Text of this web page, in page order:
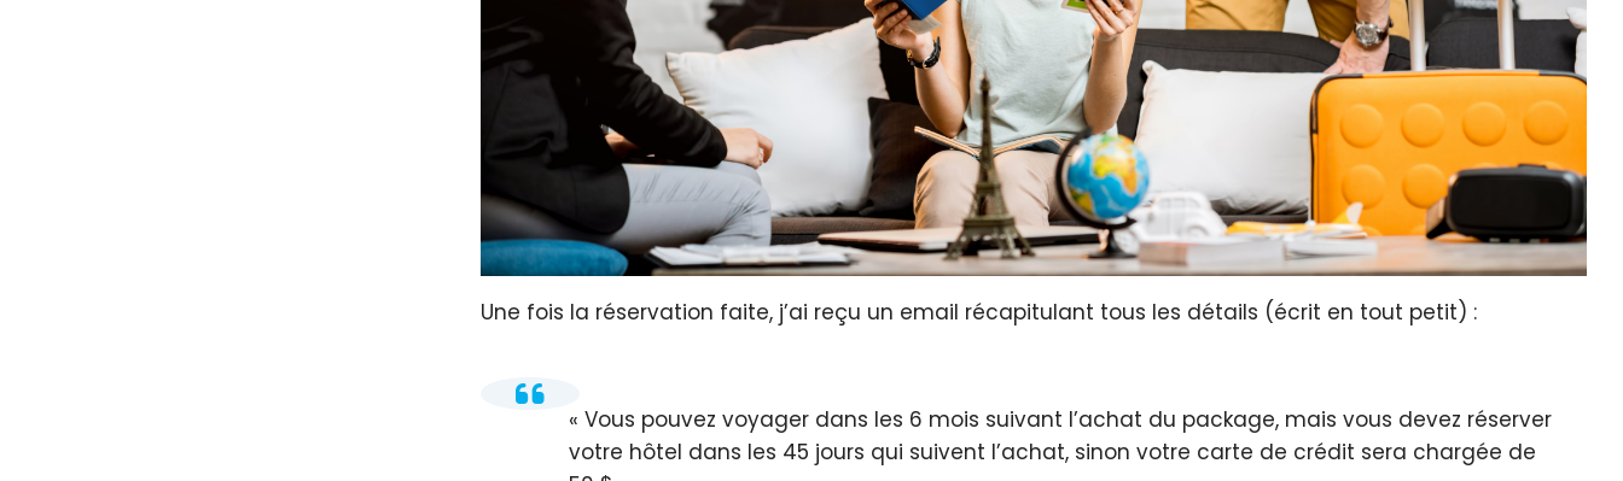
Une fois la réservation faite, j’ai reçu un email récapitulant tous les détails (écrit en tout petit) :
Vous pouvez voyager dans les 6 mois suivant l’achat du package, mais vous devez réserver
votre hôtel dans les 45 jours qui suivent l’achat, sinon votre carte de crédit sera chargée de